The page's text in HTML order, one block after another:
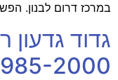
במרכז דרום לבנון.
גדוד גדעון
2000